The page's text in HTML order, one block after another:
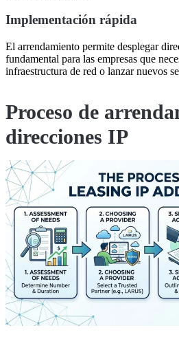
Implementación rápida
El arrendamiento permite desplegar
fundamental para las empresas que
infraestructura de red o lanzar nuevos
Proceso de
direcciones IP